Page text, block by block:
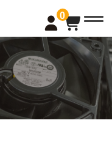
0
t
o
g
l
e
a
v
i
g
a